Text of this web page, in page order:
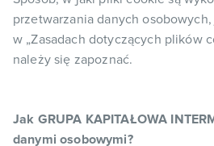
przetwarzania danych
w „Zasadach dotyczących plików
należy się zapoznać.
Jak GRUPA KAPITAŁOWA
danymi osobowymi?